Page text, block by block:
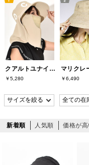
クアルトユナイテッド(CUARTO UNITED)
￥5,280 ￥6,490
新着順 人気順 価格が